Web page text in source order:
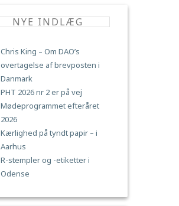
NYE INDLÆG
Chris King – Om DAO’s
overtagelse af brevposten i
Danmark
PHT 2026 nr 2 er på vej
Mødeprogrammet efteråret
2026
Kærlighed på tyndt papir – i
Aarhus
R-stempler og -etiketter i
Odense